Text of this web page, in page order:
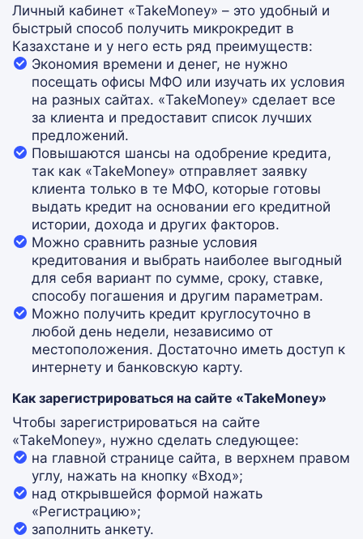
Личный кабинет «TakeMoney» – это удобный и
быстрый способ получить микрокредит в
Казахстане и у него есть ряд преимуществ:
Экономия времени и денег, не нужно
посещать офисы МФО или изучать их условия
на разных сайтах. «TakeMoney» сделает все
за клиента и предоставит список лучших
предложений.
Повышаются шансы на одобрение кредита,
так как «TakeMoney» отправляет заявку
клиента только в те МФО, которые готовы
выдать кредит на основании его кредитной
истории, дохода и других факторов.
Можно сравнить разные условия
кредитования и выбрать наиболее выгодный
для себя вариант по сумме, сроку, ставке,
способу погашения и другим параметрам.
Можно получить кредит круглосуточно в
любой день недели, независимо от
местоположения. Достаточно иметь доступ к
интернету и банковскую карту.
Как зарегистрироваться на сайте «TakeMoney»
Чтобы зарегистрироваться на сайте
«TakeMoney», нужно сделать следующее:
на главной странице сайта, в верхнем правом
углу, нажать на кнопку «Вход»;
над открывшейся формой нажать
«Регистрацию»;
заполнить анкету.